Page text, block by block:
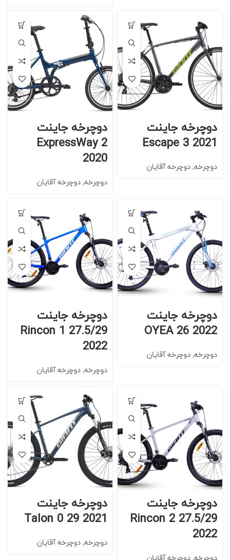
دوچرخه جاینت
Escape 3 2021
دوچرخه, دوچرخه آقایان
دوچرخه جاینت
ExpressWay 2
2020
دوچرخه, دوچرخه آقایان
دوچرخه جاینت
OYEA 26 2022
دوچرخه, دوچرخه آقایان
دوچرخه جاینت
Rincon 1 27.5/29
2022
دوچرخه, دوچرخه آقایان
دوچرخه جاینت
Rincon 2 27.5/29
2022
دوچرخه جاینت
Talon 0 29 2021
دوچرخه, دوچرخه آقایان